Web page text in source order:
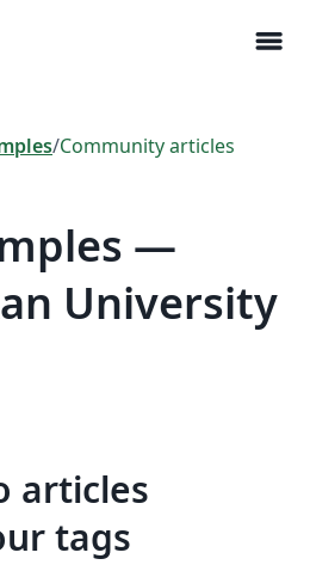
menu
/Community articles
—
University
articles
tags